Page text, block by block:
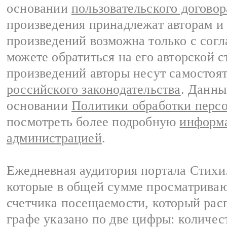
основании пользовательского
произведения принадлежат авторам
произведений возможна только с
можете обратиться на его авторской
произведений авторы несут
российского законодательства.
основании Политики обработки
посмотреть более подробную
администрацией.
Ежедневная аудитория портала
которые в общей сумме
счетчика посещаемости, который
графе указано по две цифры: